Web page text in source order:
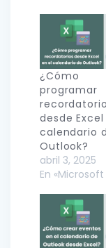
¿Cómo
programar
desde
calendario
Outlook?
abril 3, 2025
En «Microsoft